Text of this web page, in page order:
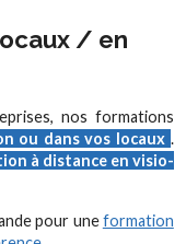
/ en
nos formations
ou dans vos locaux .
à distance en visio-
pour uneformation